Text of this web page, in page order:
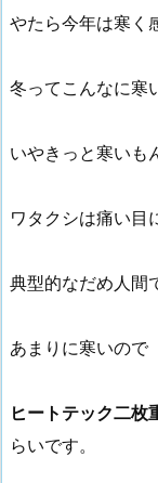
やたら今年は寒く
冬ってこんなに寒
いやきっと寒いも
ワタクシは痛い目
典型的なだめ人間
あまりに寒いので
ヒートテック二枚
らいです。